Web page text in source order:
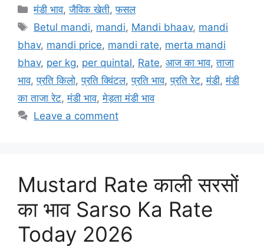
Categories
मंडी भाव,जैविक खेती,फसल
Tags
Betul mandi, mandi, Mandi bhaav, mandi
bhav, mandi price, mandi rate, merta mandi
bhav, per kg, per quintal, Rate, आज का भाव,ताजा
भाव,प्रति किलो,प्रति क्विंटल,प्रति भाव,प्रति रेट,मंडी,मंडी
का ताजा रेट,मंडी भाव,मेड़ता मंडी भाव
Leave a comment
Mustard Rate काली सरसों
का भाव Sarso Ka Rate
Today 2026